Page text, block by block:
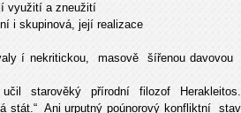
využití a zneužití
i skupinová, její realizace
í nekritickou, masově šířenou davovou
starověký přírodní filozof Herakleitos.
stát.“ Ani urputný poúnorový konfliktní stav